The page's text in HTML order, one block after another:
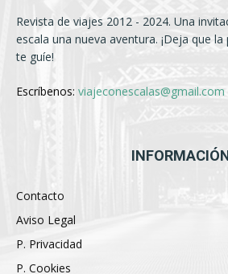
Revista de viajes 2012 - 2024. Una
escala una nueva aventura. ¡Deja que
te guíe!
Escríbenos: viajeconescalas@gmail.com
Contacto
Aviso Legal
P. Privacidad
P. Cookies